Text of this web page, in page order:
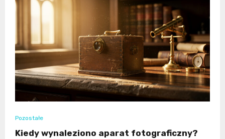
Pozostałe
Kiedy wynaleziono aparat fotograficzny?